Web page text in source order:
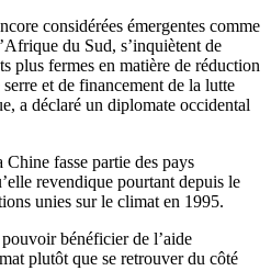
considérées émergentes comme
du Sud, s’inquiètent de
plus fermes en matière de réduction
et de financement de la lutte
a déclaré un diplomate occidental
fasse partie des pays
revendique pourtant depuis le
unies sur le climat en 1995.
bénéficier de l’aide
plutôt que se retrouver du côté